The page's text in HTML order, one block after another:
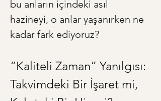
bu anların içindeki asıl
hazineyi, o anlar yaşanırken ne
kadar fark ediyoruz?
“Kaliteli Zaman” Yanılgısı:
Takvimdeki Bir İşaret mi,